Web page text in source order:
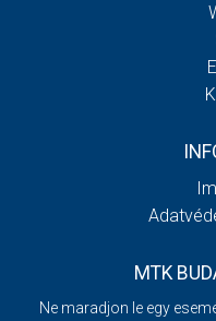
MTK
Ne maradjon le egy